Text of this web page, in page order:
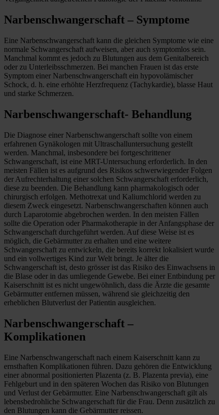
Narbenschwangerschaft – Symptome
Eine Narbenschwangerschaft kann die gleichen Symptome wie eine
normale Schwangerschaft aufweisen, aber auch symptomlos sein.
Manchmal kommt es jedoch zu Blutungen aus dem Genitalbereich
oder zu Unterleibsschmerzen. Bei manchen Frauen ist das erste
Symptom einer Narbenschwangerschaft ein hypovolämischer
Schock, d. h. eine erhöhte Herzfrequenz (Tachykardie), blasse Haut
und starke Schmerzen.
Narbenschwangerschaft- Behandlung
Die Diagnose einer Narbenschwangerschaft sollte von einem
erfahrenen Gynäkologen mit Ultraschalluntersuchung gestellt
werden. Manchmal, insbesondere bei fortgeschrittener
Schwangerschaft, ist eine MRT-Untersuchung erforderlich. In den
meisten Fällen ist es aufgrund des Risikos schwerwiegender Folgen
der Aufrechterhaltung einer solchen Schwangerschaft erforderlich,
diese zu beenden. Die Behandlung kann pharmakologisch oder
chirurgisch erfolgen. Methotrexat und Kaliumchlorid werden zu
diesem Zweck eingesetzt. Narbenschwangerschaften können auch
durch Laparotomie abgebrochen werden. In den meisten Fällen
sollte die Operation oder Pharmakotherapie in der Anfangsphase der
Schwangerschaft durchgeführt werden. Auf diese Weise ist es
möglich, die Gebärmutter zu erhalten und eine weitere
Schwangerschaft zu entwickeln, die bereits korrekt lokalisiert wurde
und ein vollwertiges Kind zur Welt bringt. Je älter die
Schwangerschaft ist, desto grösser ist das Risiko des Einwachsens in
die Blase oder in das umliegende Gewebe. Bei einer Entbindung per
Kaiserschnitt ist es nicht ungewöhnlich, dass die Ärzte die gesamte
Gebärmutter entfernen müssen, während sie gleichzeitig den
erheblichen Blutverlust der Patientin ausgleichen.
Narbenschwangerschaft –
Komplikationen
Eine Narbenschwangerschaft nach einem Kaiserschnitt kann zu
ernsthaften Komplikationen führen. Dazu gehören die Entwicklung
einer abnormal positionierten Plazenta (z. B. Plazenta previa), eine
Fehlgeburt und in den späteren Wochen das Risiko von Blutungen
und Verlust der Gebärmutter. Eine Narbenschwangerschaft gilt als
lebensbedrohliche Schwangerschaft für die Frau. Denn zusätzlich zu
den Blutungen kann die Gebärmutter reissen.